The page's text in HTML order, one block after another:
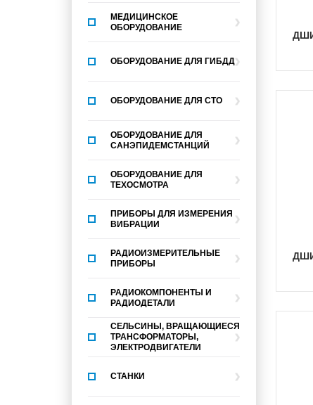
МЕДИЦИНСКОЕ
ОБОРУДОВАНИЕ
ОБОРУДОВАНИЕ ДЛЯ ГИБДД
ОБОРУДОВАНИЕ ДЛЯ СТО
ОБОРУДОВАНИЕ ДЛЯ
САНЭПИДЕМСТАНЦИЙ
ОБОРУДОВАНИЕ ДЛЯ
ТЕХОСМОТРА
ПРИБОРЫ ДЛЯ ИЗМЕРЕНИЯ
ВИБРАЦИИ
РАДИОИЗМЕРИТЕЛЬНЫЕ
ПРИБОРЫ
РАДИОКОМПОНЕНТЫ И
РАДИОДЕТАЛИ
СЕЛЬСИНЫ, ВРАЩАЮЩИЕСЯ
ТРАНСФОРМАТОРЫ,
ЭЛЕКТРОДВИГАТЕЛИ
СТАНКИ